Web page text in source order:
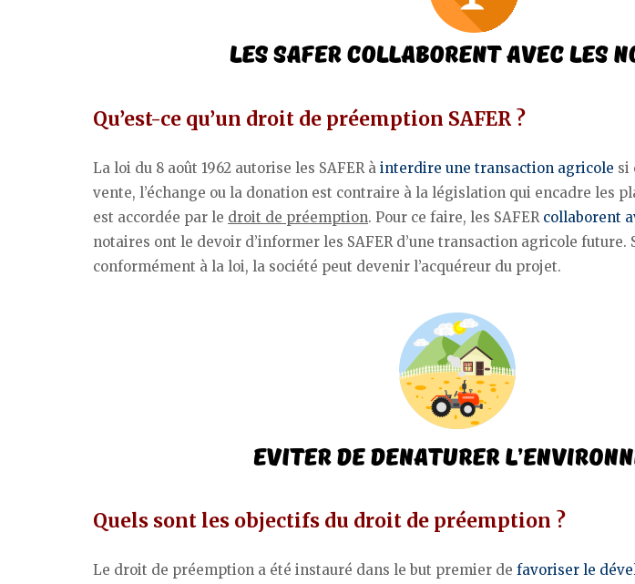
Qu’est-ce qu’un droit de préemption SAFER ?
La loi du 8 août 1962 autorise les SAFER à interdire une transaction agricole si
vente, l’échange ou la donation est contraire à la législation qui encadre les
est accordée par le droit de préemption. Pour ce faire, les SAFER collaborent
notaires ont le devoir d’informer les SAFER d’une transaction agricole future.
conformément à la loi, la société peut devenir l’acquéreur du projet.
Quels sont les objectifs du droit de préemption ?
Le droit de préemption a été instauré dans le but premier de favoriser le